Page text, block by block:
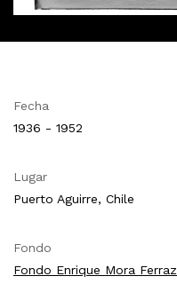
Fecha
1936 - 1952
Lugar
Puerto Aguirre, Chile
Fondo
Fondo Enrique Mora Ferraz